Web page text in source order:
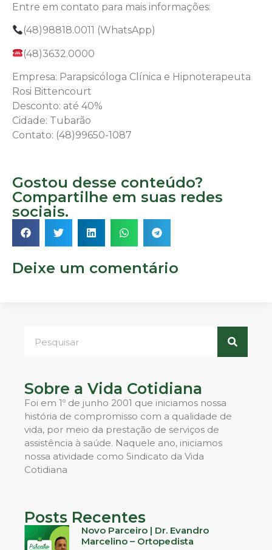
Entre em contato para mais informações:
(48)98818.0011 (WhatsApp)
(48)3632.0000
Empresa: Parapsicóloga Clínica e Hipnoterapeuta
Rosi Bittencourt
Desconto: até 40%
Cidade: Tubarão
Contato: (48)99650-1087
Gostou desse conteúdo?
Compartilhe em suas redes
sociais.
Deixe um comentário
Sobre a Vida Cotidiana
Foi em 1º de junho 2001 que iniciamos nossa
história de compromisso com a qualidade de
vida, por meio da prestação de serviços de
assistência à saúde. Naquele ano, iniciamos
nossa atividade como Sindicato da Vida
Cotidiana
Posts Recentes
Novo Parceiro | Dr. Evandro
Marcelino – Ortopedista